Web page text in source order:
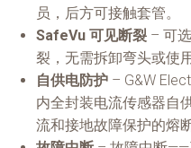
员，后方可接触套管。
SafeVu 可见断裂 – 可
裂，无需拆卸弯头或使
自供电防护 – G&W
内全封装电流传感器自
流和接地故障保护的熔